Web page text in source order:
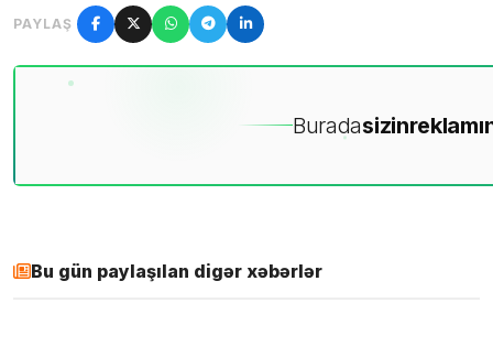
PAYLAŞ
Buradasizin
Bu gün paylaşılan digər xəbərlər